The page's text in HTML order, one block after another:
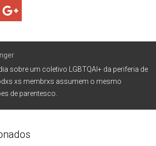
sobre um coletivo LGBTQAI+ da periferia de
xs membrxs assumem o mesmo
de parentesco.